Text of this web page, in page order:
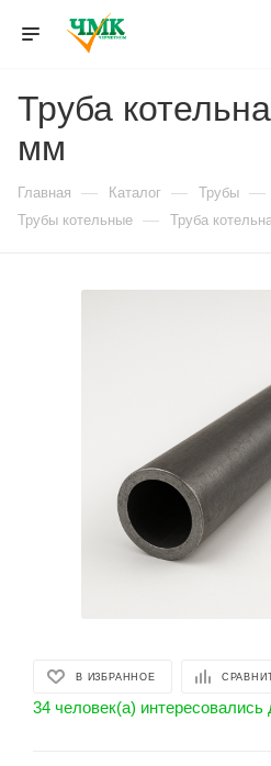
Труба
мм
Главная — Каталог — Трубы —
Трубы котельные — Труба
В ИЗБРАННОЕ
34 человек(а)